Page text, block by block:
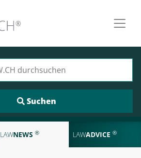
LAWNEWS ® LAWADVICE ®